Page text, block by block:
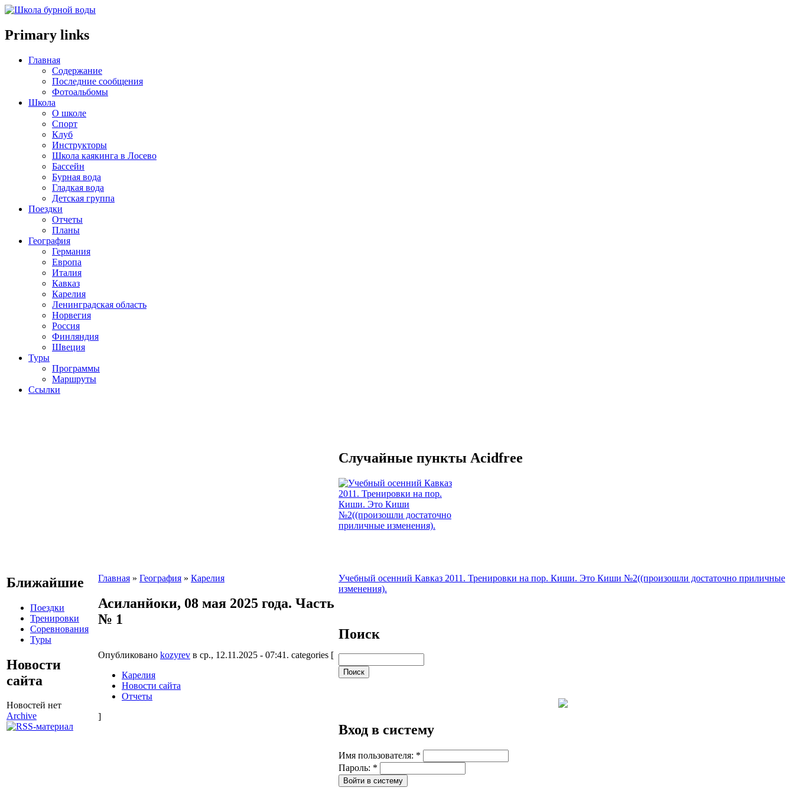
Primary links
Главная
Содержание
Последние сообщения
Фотоальбомы
Школа
О школе
Спорт
Клуб
Инструкторы
Школа каякинга в Лосево
Бассейн
Бурная вода
Гладкая вода
Детская группа
Поездки
Отчеты
Планы
География
Германия
Европа
Италия
Кавказ
Карелия
Ленинградская область
Норвегия
Россия
Финляндия
Швеция
Туры
Программы
Маршруты
Ссылки
Ближайшие
Поездки
Тренировки
Соревнования
Туры
Новости
сайта
Новостей нет
Archive
Главная » География » Карелия
Асиланйоки, 08 мая 2025 года. Часть
№ 1
Опубликовано kozyrev в ср., 12.11.2025 - 07:41. categories [
Карелия
Новости сайта
Отчеты
]
Случайные пункты Acidfree
Учебный осенний Кавказ 2011. Тренировки на пор. Киши. Это Киши №2((произошли достаточно приличные
изменения).
Поиск
Вход в систему
Имя пользователя: *
Пароль: *